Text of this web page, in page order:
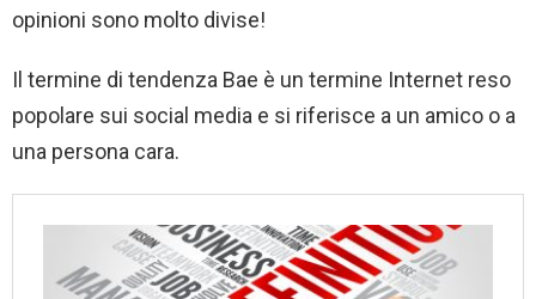
opinioni sono molto divise!
Il termine di tendenza Bae è un termine Internet reso
popolare sui social media e si riferisce a un amico o a
una persona cara.